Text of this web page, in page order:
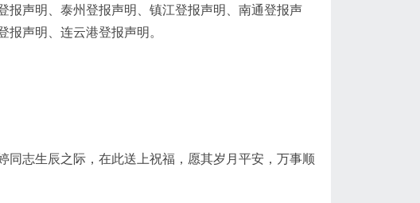
报声明、泰州登报声明、镇江登报声明、南通登报声
声明、连云港登报声明。
志生辰之际，在此送上祝福，愿其岁月平安，万事顺